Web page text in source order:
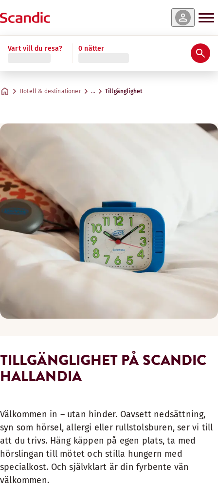
Vart vill du resa? 0 nätter
Hotell & destinationer … Tillgänglighet
TILLGÄNGLIGHET PÅ SCANDIC
HALLANDIA
Välkommen in – utan hinder. Oavsett nedsättning,
syn som hörsel, allergi eller rullstolsburen, ser vi till
att du trivs. Häng käppen på egen plats, ta med
hörslingan till mötet och stilla hungern med
specialkost. Och självklart är din fyrbente vän
välkommen.